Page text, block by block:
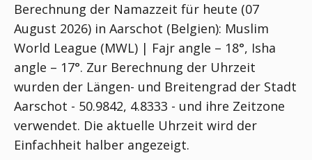
Berechnung der Namazzeit für heute (07
August 2026) in Aarschot (Belgien): Muslim
World League (MWL) | Fajr angle – 18°, Isha
angle – 17°. Zur Berechnung der Uhrzeit
wurden der Längen- und Breitengrad der Stadt
Aarschot - 50.9842, 4.8333 - und ihre Zeitzone
verwendet. Die aktuelle Uhrzeit wird der
Einfachheit halber angezeigt.